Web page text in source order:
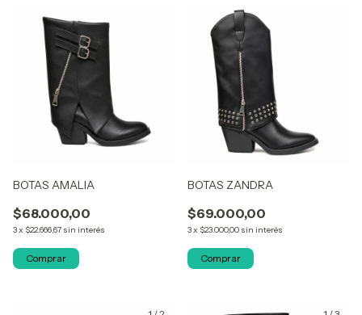
BOTAS AMALIA
$68.000,00
3x $22.666,67 sin interés
Comprar
BOTAS ZANDRA
$69.000,00
3x $23.000,00 sin interés
Comprar